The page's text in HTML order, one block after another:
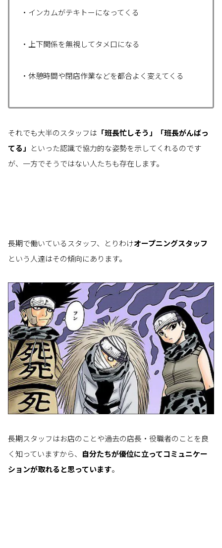
・インカムがテキトーになってくる
・上下関係を無視してタメ口になる
・休憩時間や閉店作業などを都合よく変えてくる
それでも大半のスタッフは 「班長忙しそう」「班長がんばっ
てる」 といった認識で協力的な姿勢を示してくれるのです
が、一方でそうではない人たちも存在します。
長期で働いているスタッフ、とりわけオープニングスタッフ
という人達はその傾向にあります。
長期スタッフはお店のことや過去の店長・役職者のことを良
く知っていますから、 自分たちが優位に立ってコミュニケー
ションが取れると思っています。